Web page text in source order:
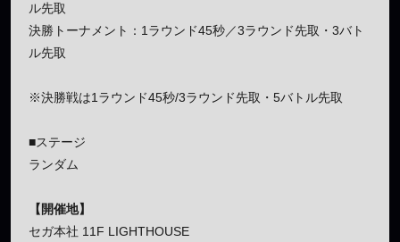
ル先取
決勝トーナメント：1ラウンド45秒／3ラウンド先取・3バト
ル先取
※決勝戦は1ラウンド45秒/3ラウンド先取・5バトル先取
■ステージ
ランダム
【開催地】
セガ本社 11F LIGHTHOUSE